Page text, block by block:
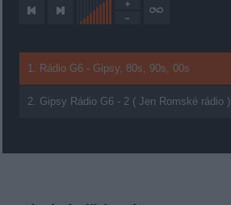
1. Rádio G6 - Gipsy, 80s, 90s, 00s
2. Gipsy Rádio G6 - 2 ( Jen Romské rádio )